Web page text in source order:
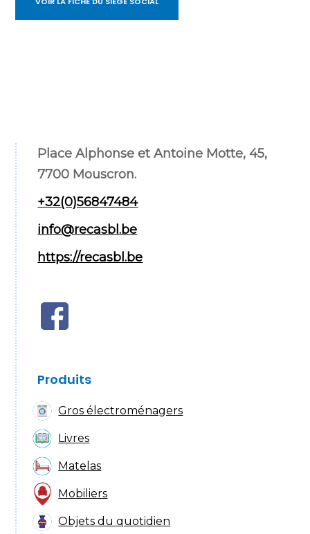
Place Alphonse et Antoine Motte, 45,
7700 Mouscron.
+32(0)56847484
info@recasbl.be
https://recasbl.be
Produits
Gros électroménagers
Livres
Matelas
Mobiliers
Objets du quotidien